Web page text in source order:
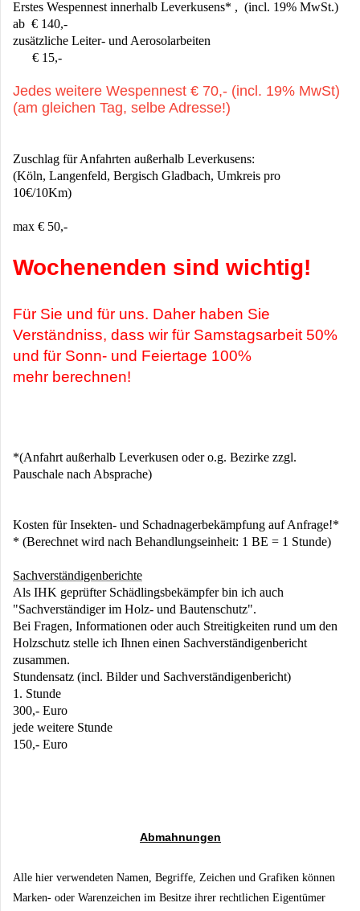
Erstes Wespennest innerhalb Leverkusens* , (incl. 19% MwSt.)
ab € 140,-
zusätzliche Leiter- und Aerosolarbeiten
€ 15,-
Jedes weitere Wespennest € 70,- (incl. 19% MwSt)
(am gleichen Tag, selbe Adresse!)
Zuschlag für Anfahrten außerhalb Leverkusens:
(Köln, Langenfeld, Bergisch Gladbach, Umkreis pro
10€/10Km)
max € 50,-
Wochenenden sind wichtig!
Für Sie und für uns. Daher haben Sie
Verständniss, dass wir für Samstagsarbeit 50%
und für Sonn- und Feiertage 100%
mehr berechnen!
*(Anfahrt außerhalb Leverkusen oder o.g. Bezirke zzgl.
Pauschale nach Absprache)
Kosten für Insekten- und Schadnagerbekämpfung auf Anfrage!*
* (Berechnet wird nach Behandlungseinheit: 1 BE = 1 Stunde)
Sachverständigenberichte
Als IHK geprüfter Schädlingsbekämpfer bin ich auch
"Sachverständiger im Holz- und Bautenschutz".
Bei Fragen, Informationen oder auch Streitigkeiten rund um den
Holzschutz stelle ich Ihnen einen Sachverständigenbericht
zusammen.
Stundensatz (incl. Bilder und Sachverständigenbericht)
1. Stunde
300,- Euro
jede weitere Stunde
150,- Euro
Abmahnungen
Alle hier verwendeten Namen, Begriffe, Zeichen und Grafiken können
Marken- oder Warenzeichen im Besitze ihrer rechtlichen Eigentümer